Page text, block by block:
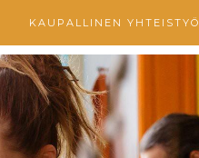
KAUPALLINEN YHTEISTYÖ